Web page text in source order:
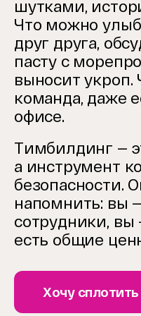
шутками,
Что можно
друг друга,
пасту с
выносит
команда, даже
офисе.
Тимбилдинг —
а инструмент
безопасности.
напомнить: вы
сотрудники,
есть общие
Хочу